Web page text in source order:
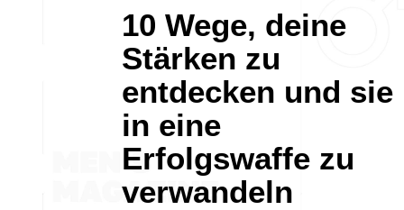
10 Wege, deine
Stärken zu
entdecken und sie
in eine
Erfolgswaffe zu
verwandeln